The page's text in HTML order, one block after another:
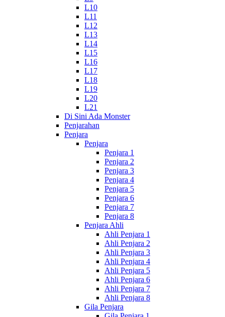
L10
L11
L12
L13
L14
L15
L16
L17
L18
L19
L20
L21
Di Sini Ada Monster
Penjarahan
Penjara
Penjara
Penjara 1
Penjara 2
Penjara 3
Penjara 4
Penjara 5
Penjara 6
Penjara 7
Penjara 8
Penjara Ahli
Ahli Penjara 1
Ahli Penjara 2
Ahli Penjara 3
Ahli Penjara 4
Ahli Penjara 5
Ahli Penjara 6
Ahli Penjara 7
Ahli Penjara 8
Gila Penjara